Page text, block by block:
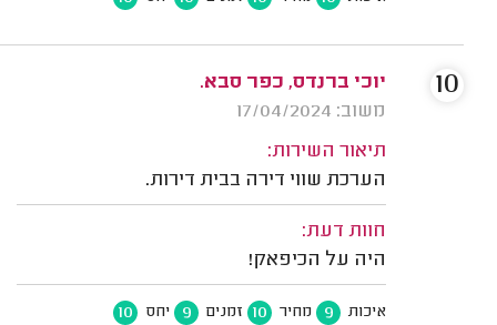
יוכי ברנדס, כפר סבא.
משוב: 17/04/2024
תיאור השירות:
הערכת שווי דירה בבית דירות.
חוות דעת:
היה על הכיפאק!
איכות 9 מחיר 10 זמנים 9 יחס 10
10